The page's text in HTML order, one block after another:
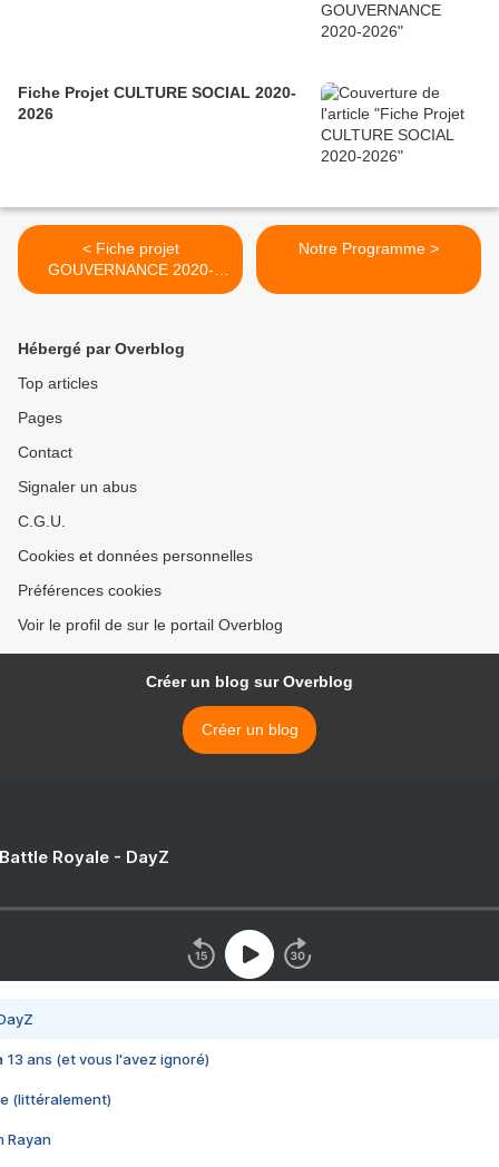
Fiche Projet CULTURE SOCIAL 2020-
2026
< Fiche projet
GOUVERNANCE 2020-
2026
Notre Programme >
Hébergé par Overblog
Top articles
Pages
Contact
Signaler un abus
C.G.U.
Cookies et données personnelles
Préférences cookies
Voir le profil de sur le portail Overblog
Créer un blog sur Overblog
Créer un blog
Royale - DayZ
13 ans (et vous l'avez ignoré)
(littéralement)
Rayan